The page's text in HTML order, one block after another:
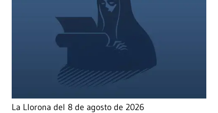
La Llorona del 8 de agosto de 2026